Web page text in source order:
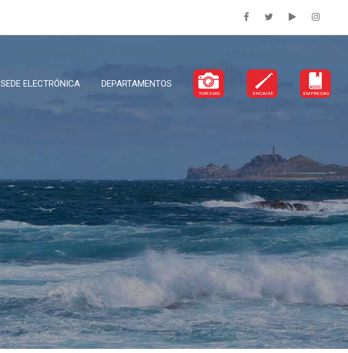
SEDE ELECTRÓNICA DEPARTAMENTOS
TURISMO ENCAIXE EMPRESAS